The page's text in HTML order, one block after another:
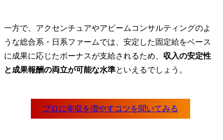
一方で、アクセンチュアやアビームコンサルティングのよ
うな総合系・日系ファームでは、安定した固定給をベース
に成果に応じたボーナスが支給されるため、 収入の安定性
と成果報酬の両立が可能な水準といえるでしょう。